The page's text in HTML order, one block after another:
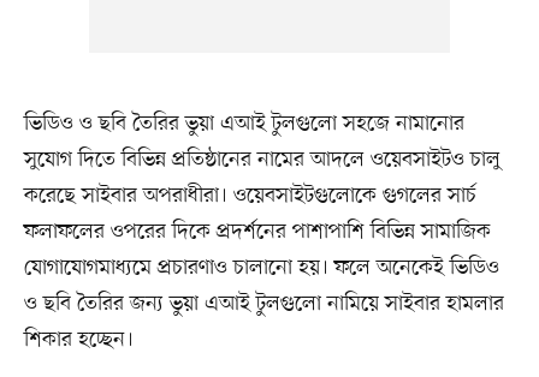
ভিডিও ও ছবি তৈরির ভুয়া এআই টুলগুলো সহজে নামানোর
সুযোগ দিতে বিভিন্ন প্রতিষ্ঠানের নামের আদলে ওয়েবসাইটও চালু
করেছে সাইবার অপরাধীরা। ওয়েবসাইটগুলোকে গুগলের সার্চ
ফলাফলের ওপরের দিকে প্রদর্শনের পাশাপাশি বিভিন্ন সামাজিক
যোগাযোগমাধ্যমে প্রচারণাও চালানো হয়। ফলে অনেকেই ভিডিও
ও ছবি তৈরির জন্য ভুয়া এআই টুলগুলো নামিয়ে সাইবার হামলার
শিকার হচ্ছেন।